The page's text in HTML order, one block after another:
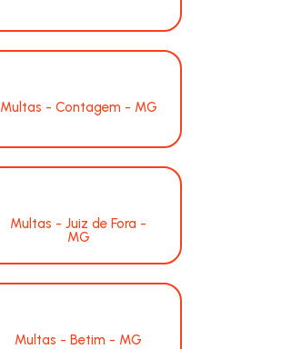
Multas - Contagem - MG
Multas - Juiz de Fora -
MG
Multas - Betim - MG